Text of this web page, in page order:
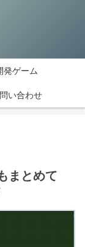
発ゲーム
い合わせ
まとめて